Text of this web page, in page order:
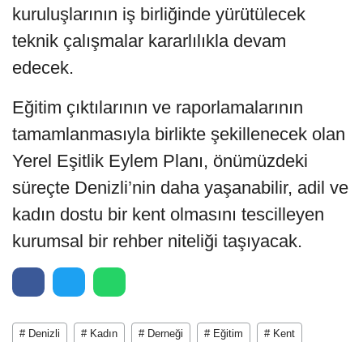
kuruluşlarının iş birliğinde yürütülecek
teknik çalışmalar kararlılıkla devam
edecek.
Eğitim çıktılarının ve raporlamalarının
tamamlanmasıyla birlikte şekillenecek olan
Yerel Eşitlik Eylem Planı, önümüzdeki
süreçte Denizli’nin daha yaşanabilir, adil ve
kadın dostu bir kent olmasını tescilleyen
kurumsal bir rehber niteliği taşıyacak.
# Denizli # Kadın # Derneği # Eğitim # Kent